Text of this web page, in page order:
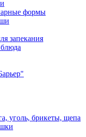
формы
запекания
уголь, брикеты, щепа